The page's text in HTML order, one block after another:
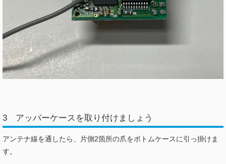
3 アッパーケースを取り付けましょう
アンテナ線を通したら、片側2箇所の爪をボトムケースに引っ掛けま
す。